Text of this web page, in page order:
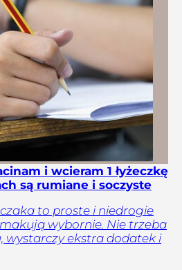
i wcieram 1 łyżeczkę
są rumiane i soczyste
to proste i niedrogie
wybornie. Nie trzeba
wystarczy ekstra dodatek i